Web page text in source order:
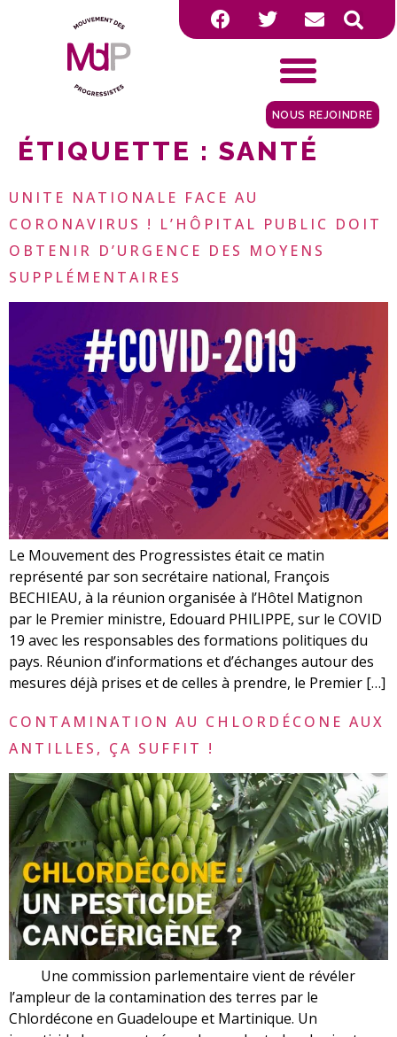
NOUS REJOINDRE
ÉTIQUETTE : SANTÉ
UNITE NATIONALE FACE AU
CORONAVIRUS ! L’HÔPITAL PUBLIC DOIT
OBTENIR D’URGENCE DES MOYENS
SUPPLÉMENTAIRES
Le Mouvement des Progressistes était ce matin
représenté par son secrétaire national, François
BECHIEAU, à la réunion organisée à l’Hôtel Matignon
par le Premier ministre, Edouard PHILIPPE, sur le COVID
19 avec les responsables des formations politiques du
pays. Réunion d’informations et d’échanges autour des
mesures déjà prises et de celles à prendre, le Premier […]
CONTAMINATION AU CHLORDÉCONE AUX
ANTILLES, ÇA SUFFIT !
Une commission parlementaire vient de révéler
l’ampleur de la contamination des terres par le
Chlordécone en Guadeloupe et Martinique. Un